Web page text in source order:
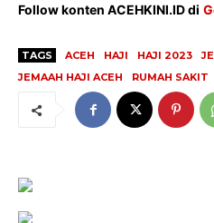
Follow konten ACEHKINI.ID di
TAGS ACEH HAJI HAJI 2023
JEMAAH HAJI ACEH
RUMAH SAKIT